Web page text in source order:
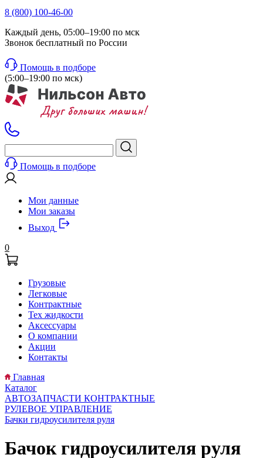
8 (800) 100-46-00
Каждый день, 05:00–19:00 по мск
Звонок бесплатный по России
Помощь в подборе
(5:00–19:00 по мск)
Помощь в подборе
Мои данные
Мои заказы
Выход
0
Грузовые
Легковые
Контрактные
Тех жидкости
Аксессуары
О компании
Акции
Контакты
Главная
Каталог
АВТОЗАПЧАСТИ КОНТРАКТНЫЕ
РУЛЕВОЕ УПРАВЛЕНИЕ
Бачки гидроусилителя руля
Бачок гидроусилителя руля